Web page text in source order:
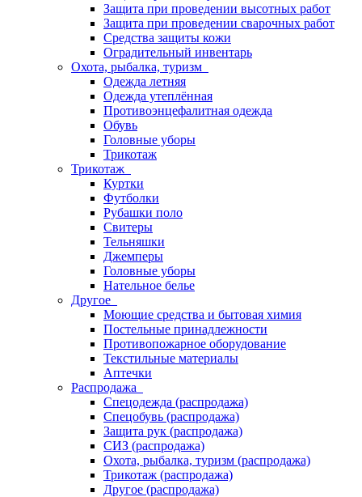
Защита при проведении высотных работ
Защита при проведении сварочных работ
Средства защиты кожи
Оградительный инвентарь
Охота, рыбалка, туризм
Одежда летняя
Одежда утеплённая
Противоэнцефалитная одежда
Обувь
Головные уборы
Трикотаж
Трикотаж
Куртки
Футболки
Рубашки поло
Свитеры
Тельняшки
Джемперы
Головные уборы
Нательное белье
Другое
Моющие средства и бытовая химия
Постельные принадлежности
Противопожарное оборудование
Текстильные материалы
Аптечки
Распродажа
Спецодежда (распродажа)
Спецобувь (распродажа)
Защита рук (распродажа)
СИЗ (распродажа)
Охота, рыбалка, туризм (распродажа)
Трикотаж (распродажа)
Другое (распродажа)